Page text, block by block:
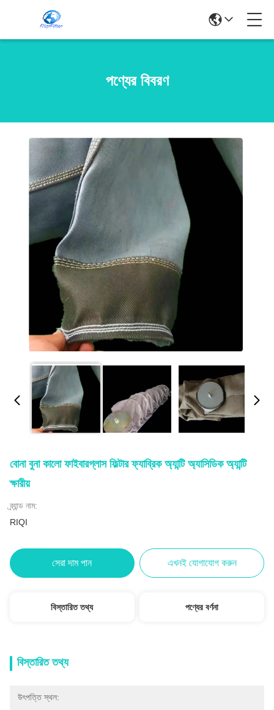
পণ্যের বিবরণ
বোনা বুনা কালো ফাইবারগ্লাস ফিল্টার ফ্যাব্রিক অ্যান্টি অ্যাসিডিক অ্যান্টি
ক্ষারীয়
ব্র্যান্ড নাম:
RIQI
সেরা দাম পান এখনই যোগাযোগ করুন
বিস্তারিত তথ্য পণ্যের বর্ণনা
বিস্তারিত তথ্য
উৎপত্তি স্থল: